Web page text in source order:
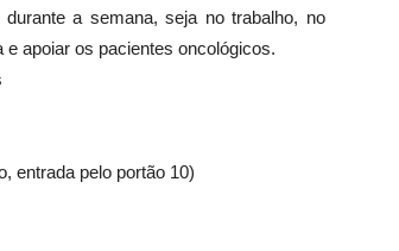
a semana, seja no trabalho, no
apoiar os pacientes oncológicos.
entrada pelo portão 10)